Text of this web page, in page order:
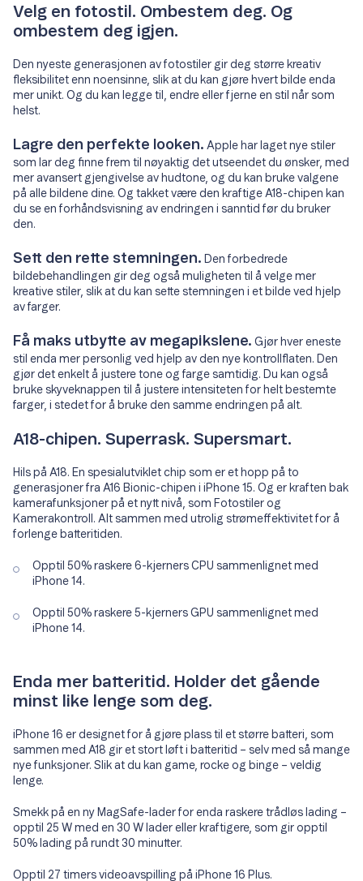
Velg en fotostil. Ombestem deg. Og
ombestem deg igjen.
Den nyeste generasjonen av fotostiler gir deg større kreativ
fleksibilitet enn noensinne, slik at du kan gjøre hvert bilde enda
mer unikt. Og du kan legge til, endre eller fjerne en stil når som
helst.
Lagre den perfekte looken. Apple har laget nye stiler
som lar deg finne frem til nøyaktig det utseendet du ønsker, med
mer avansert gjengivelse av hudtone, og du kan bruke valgene
på alle bildene dine. Og takket være den kraftige A18-chipen kan
du se en forhåndsvisning av endringen i sanntid før du bruker
den.
Sett den rette stemningen. Den forbedrede
bildebehandlingen gir deg også muligheten til å velge mer
kreative stiler, slik at du kan sette stemningen i et bilde ved hjelp
av farger.
Få maks utbytte av megapikslene. Gjør hver eneste
stil enda mer personlig ved hjelp av den nye kontrollflaten. Den
gjør det enkelt å justere tone og farge samtidig. Du kan også
bruke skyveknappen til å justere intensiteten for helt bestemte
farger, i stedet for å bruke den samme endringen på alt.
A18-chipen. Superrask. Supersmart.
Hils på A18. En spesialutviklet chip som er et hopp på to
generasjoner fra A16 Bionic-chipen i iPhone 15. Og er kraften bak
kamerafunksjoner på et nytt nivå, som Fotostiler og
Kamerakontroll. Alt sammen med utrolig strømeffektivitet for å
forlenge batteritiden.
Opptil 50% raskere 6-kjerners CPU sammenlignet med
iPhone 14.
Opptil 50% raskere 5-kjerners GPU sammenlignet med
iPhone 14.
Enda mer batteritid. Holder det gående
minst like lenge som deg.
iPhone 16 er designet for å gjøre plass til et større batteri, som
sammen med A18 gir et stort løft i batteritid – selv med så mange
nye funksjoner. Slik at du kan game, rocke og binge – veldig
lenge.
Smekk på en ny MagSafe-lader for enda raskere trådløs lading –
opptil 25 W med en 30 W lader eller kraftigere, som gir opptil
50% lading på rundt 30 minutter.
Opptil 27 timers videoavspilling på iPhone 16 Plus.